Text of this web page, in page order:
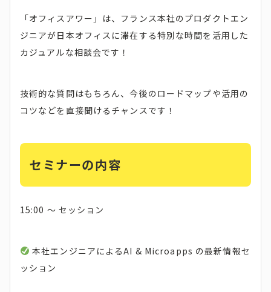
「オフィスアワー」は、フランス本社のプロダクトエン
ジニアが日本オフィスに滞在する特別な時間を活用した
カジュアルな相談会です！
技術的な質問はもちろん、今後のロードマップや活用の
コツなどを直接聞けるチャンスです！
セミナーの内容
15:00 〜 セッション
本社エンジニアによるAI & Microapps の最新情報セ
ッション